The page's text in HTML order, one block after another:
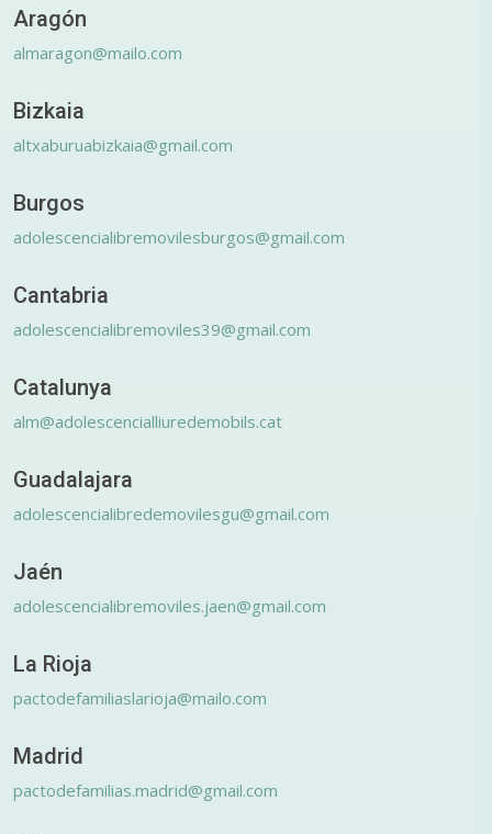
Aragón
almaragon@mailo.com
Bizkaia
altxaburuabizkaia@gmail.com
Burgos
adolescencialibremovilesburgos@gmail.com
Cantabria
adolescencialibremoviles39@gmail.com
Catalunya
alm@adolescencialliuredemobils.cat
Guadalajara
adolescencialibredemovilesgu@gmail.com
Jaén
adolescencialibremoviles.jaen@gmail.com
La Rioja
pactodefamiliaslarioja@mailo.com
Madrid
pactodefamilias.madrid@gmail.com